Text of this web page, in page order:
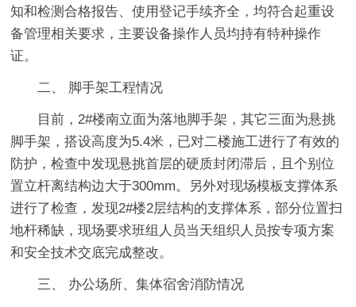
知和检测合格报告、使用登记手续齐全，均符合起重设
备管理相关要求，主要设备操作人员均持有特种操作
证。
二、 脚手架工程情况
目前，2#楼南立面为落地脚手架，其它三面为悬挑
脚手架，搭设高度为5.4米，已对二楼施工进行了有效的
防护，检查中发现悬挑首层的硬质封闭滞后，且个别位
置立杆离结构边大于300mm。另外对现场模板支撑体系
进行了检查，发现2#楼2层结构的支撑体系，部分位置扫
地杆稀缺，现场要求班组人员当天组织人员按专项方案
和安全技术交底完成整改。
三、 办公场所、集体宿舍消防情况